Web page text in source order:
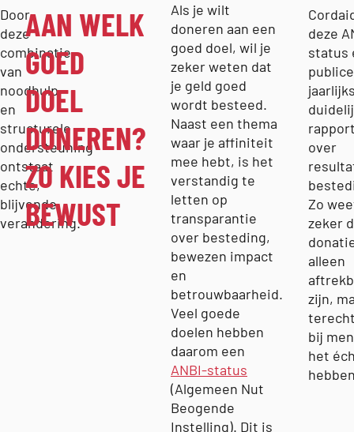
Door
deze
combinatie
van
noodhulp
en
structurele
ondersteuning
ontstaat
echte,
blijvende
verandering.
AAN WELK
GOED
DOEL
DONEREN?
ZO KIES JE
BEWUST
Als je wilt
doneren aan een
goed doel, wil je
zeker weten dat
je geld goed
wordt besteed.
Naast een thema
waar je affiniteit
mee hebt, is het
verstandig te
letten op
transparantie
over besteding,
bewezen impact
en
betrouwbaarheid.
Veel goede
doelen hebben
daarom een
ANBI-status
(Algemeen Nut
Beogende
Instelling). Dit is
deze
status
over
Zo
zeker
alleen
zijn,
bij
het